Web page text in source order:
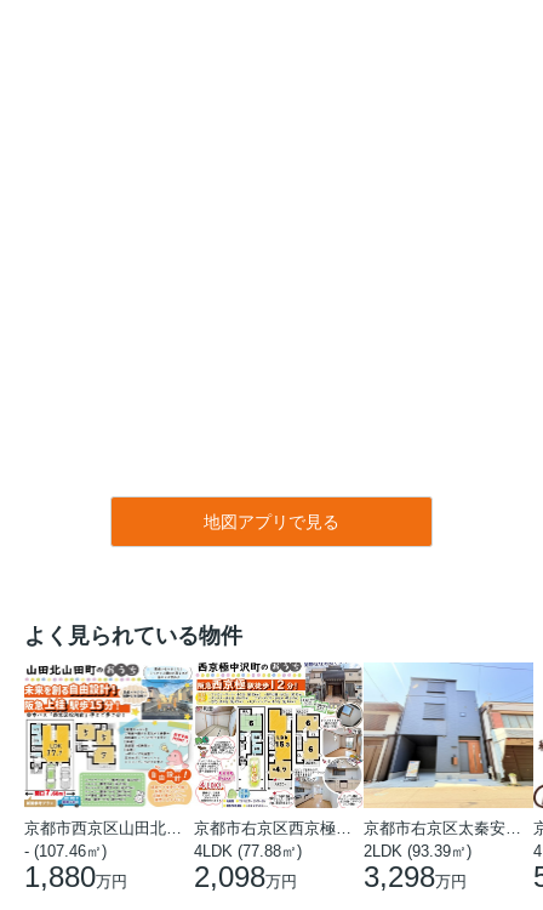
地図アプリで見る
よく見られている物件
- (107.46㎡)
1,880万円
4LDK (77.88㎡)
2,098万円
2LDK (93.39㎡)
3,298万円